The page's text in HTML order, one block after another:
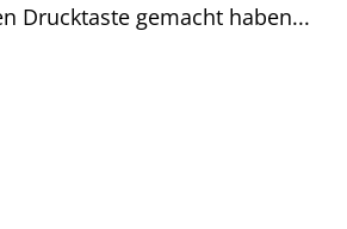
Drucktaste gemacht haben...